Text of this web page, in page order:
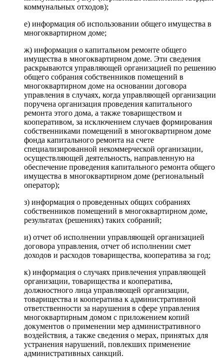
коммунальных отходов);
е) информация об использовании общего имущества в
многоквартирном доме;
ж) информация о капитальном ремонте общего
имущества в многоквартирном доме. Эти сведения
раскрываются управляющей организацией по решению
общего собрания собственников помещений в
многоквартирном доме на основании договора
управления в случаях, когда управляющей организации
поручена организация проведения капитального
ремонта этого дома, а также товариществом и
кооперативом, за исключением случаев формирования
собственниками помещений в многоквартирном доме
фонда капитального ремонта на счете
специализированной некоммерческой организации,
осуществляющей деятельность, направленную на
обеспечение проведения капитального ремонта общего
имущества в многоквартирном доме (региональный
оператор);
з) информация о проведенных общих собраниях
собственников помещений в многоквартирном доме,
результатах (решениях) таких собраний;
и) отчет об исполнении управляющей организацией
договора управления, отчет об исполнении смет
доходов и расходов товарищества, кооператива за год;
к) информация о случаях привлечения управляющей
организации, товарищества и кооператива,
должностного лица управляющей организации,
товарищества и кооператива к административной
ответственности за нарушения в сфере управления
многоквартирным домом с приложением копий
документов о применении мер административного
воздействия, а также сведения о мерах, принятых для
устранения нарушений, повлекших применение
административных санкций.